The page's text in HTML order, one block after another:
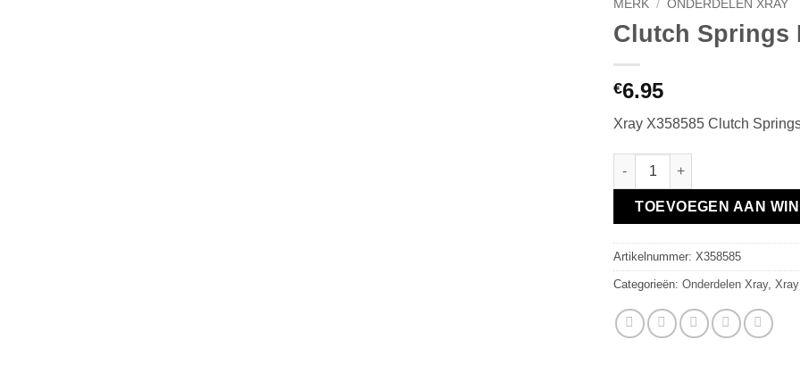
MERK / ONDERDELEN XRAY
Clutch Springs
€6.95
Xray X358585 Clutch
Clutch Springs Hard (3) aantal
TOEVOEGEN AAN
Artikelnummer: X358585
Categorieën: Onderdelen Xray, Xray